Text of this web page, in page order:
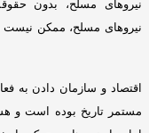
نیروهای مسلح، بدون
نیروهای مسلح، ممکن نیست
اقتصاد و سازمان دادن به
مستمر تاریخ بوده است و